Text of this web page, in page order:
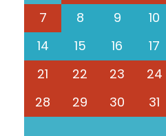
7 8 9 10
14
15 16 17
21
22 23 24
28
29 30 31